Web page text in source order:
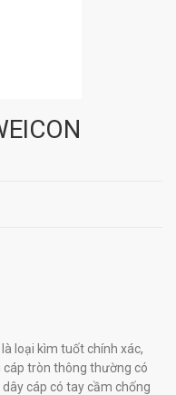
là loại kìm tuốt chính xác,
cáp tròn thông thường có
cáp có tay cầm chống